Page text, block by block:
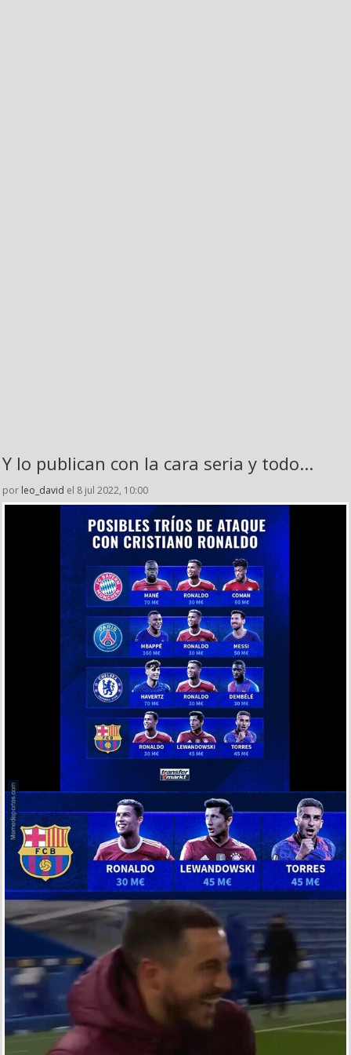
Y lo publican con la cara seria y todo...
por leo_david el 8 jul 2022, 10:00